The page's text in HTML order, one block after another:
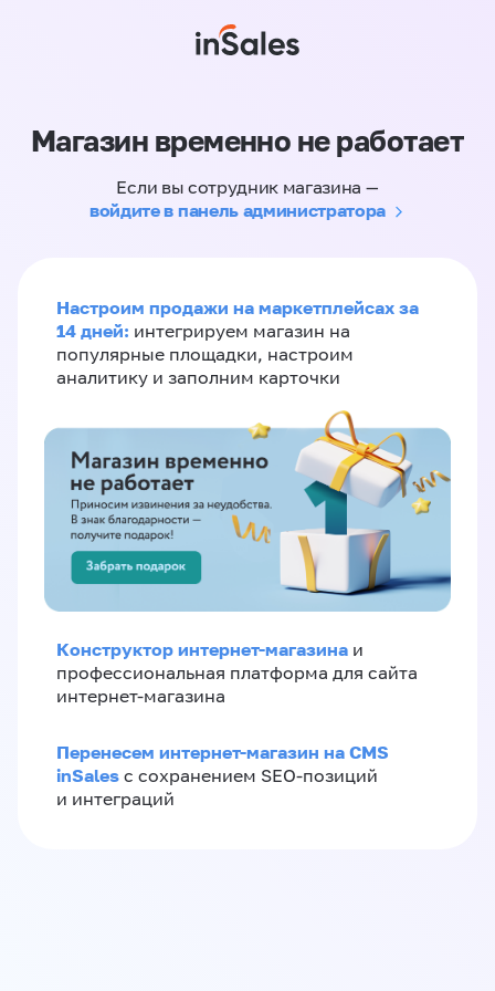
Магазин временно не работает
Если вы сотрудник магазина —
войдите в панель администратора
Настроим продажи на маркетплейсах за
14 дней: интегрируем магазин на
популярные площадки, настроим
аналитику и заполним карточки
Конструктор интернет-магазина и
профессиональная платформа для сайта
интернет-магазина
Перенесем интернет-магазин на CMS
inSales с сохранением SEO-позиций
и интеграций